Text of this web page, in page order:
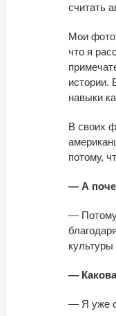
считать
Мои
что я
истории.
навыки
В своих
потому,
— А
— Потому
культуры
—
— Я уже